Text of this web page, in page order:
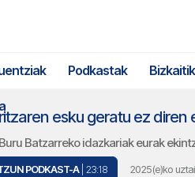
Podkastak
Batzarreko idazkariak eurak
PODKAST-A | 23:18 2025(e)ko